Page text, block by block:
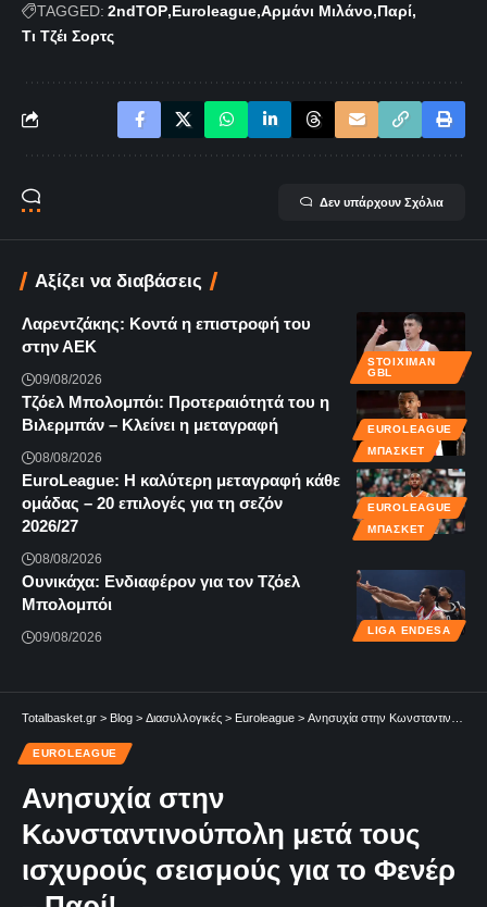
TAGGED: 2ndTOP Euroleague Αρμάνι Μιλάνο Παρί
Τι Τζέι Σορτς
Δεν υπάρχουν Σχόλια
Αξίζει να διαβάσεις
STOIXIMAN
GBL
Λαρεντζάκης: Κοντά η επιστροφή του
στην ΑΕΚ
09/08/2026
EUROLEAGUE
ΜΠΆΣΚΕΤ
Τζόελ Μπολομπόι: Προτεραιότητά του η
Βιλερμπάν – Κλείνει η μεταγραφή
08/08/2026
EUROLEAGUE
ΜΠΆΣΚΕΤ
EuroLeague: Η καλύτερη μεταγραφή κάθε
ομάδας – 20 επιλογές για τη σεζόν
2026/27
08/08/2026
LIGA ENDESA
Ουνικάχα: Ενδιαφέρον για τον Τζόελ
Μπολομπόι
09/08/2026
Totalbasket.gr > Blog > Διασυλλογικές > Euroleague > Ανησυχία στην Κωνσταντινούπολη μετά τους ισχυρούς σεισμούς για το Φενέρ – Παρί!
EUROLEAGUE
Ανησυχία στην
Κωνσταντινούπολη μετά τους
ισχυρούς σεισμούς για το Φενέρ